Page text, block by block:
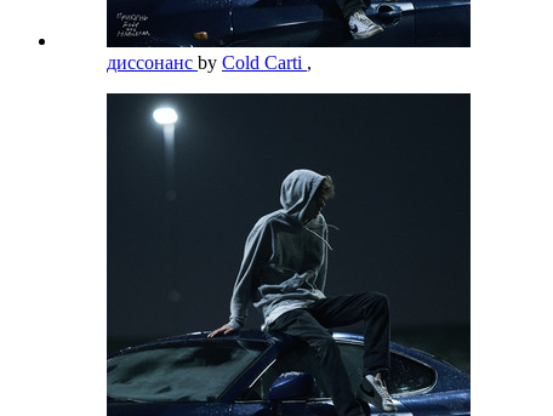
диссонанс by Cold Carti ,